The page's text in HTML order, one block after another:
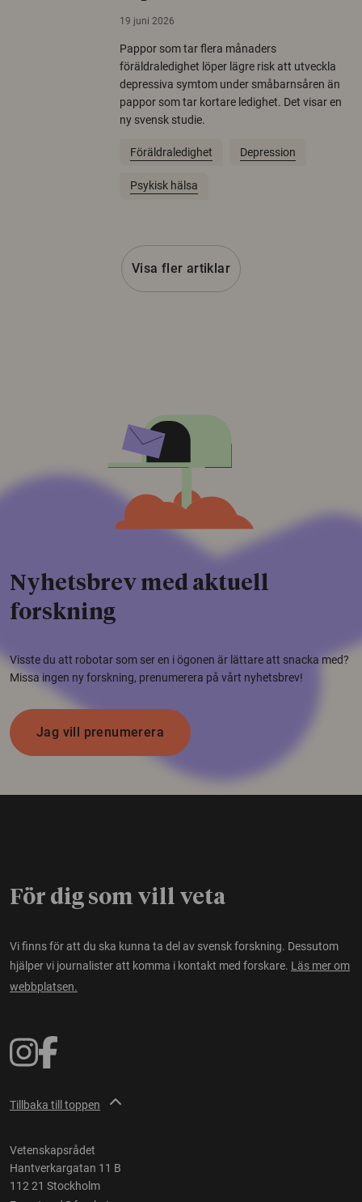
19 juni 2026
Pappor som tar flera månaders
föräldraledighet löper lägre risk att utveckla
depressiva symtom under småbarnsåren än
pappor som tar kortare ledighet. Det visar en
ny svensk studie.
Föräldraledighet Depression
Psykisk hälsa
Visa fler artiklar
Nyhetsbrev med aktuell
forskning
Visste du att robotar som ser en i ögonen är lättare att snacka med?
Missa ingen ny forskning, prenumerera på vårt nyhetsbrev!
Jag vill prenumerera
För dig som vill veta
Vi finns för att du ska kunna ta del av svensk forskning. Dessutom
hjälper vi journalister att komma i kontakt med forskare. Läs mer om
webbplatsen.
Tillbaka till toppen
Vetenskapsrådet
Hantverkargatan 11 B
112 21 Stockholm